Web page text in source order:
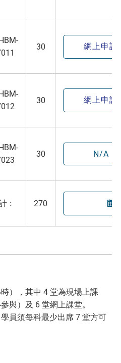
30 網上申請
30 網上申請
30 N/A
﹕ 270
），其中 4 堂為現場上課
與）及 6 堂網上課堂。
員須每科最少出席 7 堂方可